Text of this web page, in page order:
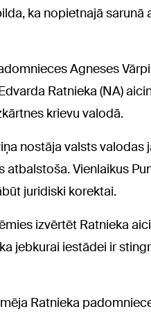
ka nopietnajā
Agneses
Ratnieka (NA)
krievu valodā.
nostāja valsts
atbalstoša. Vienlaikus
juridiski korektai.
izvērtēt Ratnieka
jebkurai iestādei ir
Ratnieka